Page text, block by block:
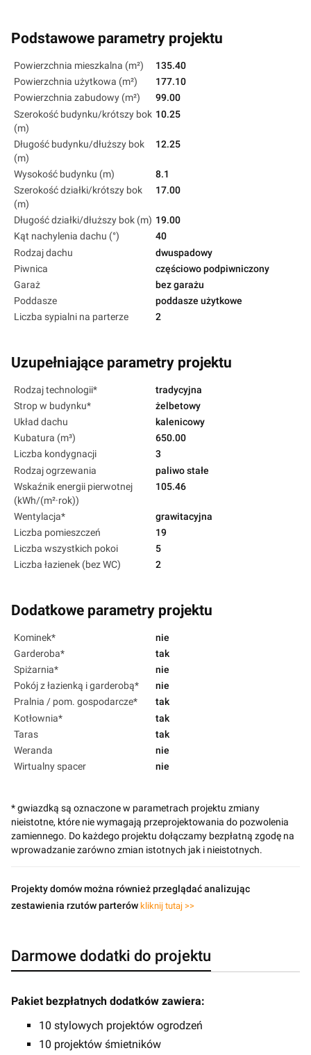
Podstawowe parametry projektu
Powierzchnia mieszkalna (m²)
135.40
Powierzchnia użytkowa (m²)
177.10
Powierzchnia zabudowy (m²)
99.00
Szerokość budynku/krótszy bok
(m)
10.25
Długość budynku/dłuższy bok
(m)
12.25
Wysokość budynku (m)
8.1
Szerokość działki/krótszy bok
(m)
17.00
Długość działki/dłuższy bok (m) 19.00
Kąt nachylenia dachu (°)
40
Rodzaj dachu
dwuspadowy
Piwnica
częściowo podpiwniczony
Garaż
bez garażu
Poddasze
poddasze użytkowe
Liczba sypialni na parterze
2
Uzupełniające parametry projektu
Rodzaj technologii*
tradycyjna
Strop w budynku*
żelbetowy
Układ dachu
kalenicowy
Kubatura (m³)
650.00
Liczba kondygnacji
3
Rodzaj ogrzewania
paliwo stałe
Wskaźnik energii pierwotnej
(kWh/(m²·rok))
105.46
Wentylacja*
grawitacyjna
Liczba pomieszczeń
19
Liczba wszystkich pokoi
5
Liczba łazienek (bez WC)
2
Dodatkowe parametry projektu
Kominek*
nie
Garderoba*
tak
Spiżarnia*
nie
Pokój z łazienką i garderobą*
nie
Pralnia / pom. gospodarcze*
tak
Kotłownia*
tak
Taras
tak
Weranda
nie
Wirtualny spacer
nie
* gwiazdką są oznaczone w parametrach projektu zmiany
nieistotne, które nie wymagają przeprojektowania do pozwolenia
zamiennego. Do każdego projektu dołączamy bezpłatną zgodę na
wprowadzanie zarówno zmian istotnych jak i nieistotnych.
Projekty domów można również przeglądać analizując
zestawienia rzutów parterów kliknij tutaj >>
Darmowe dodatki do projektu
Pakiet bezpłatnych dodatków zawiera:
10 stylowych projektów ogrodzeń
10 projektów śmietników